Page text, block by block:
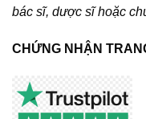
bác sĩ, dược sĩ hoặc
CHỨNG NHẬN